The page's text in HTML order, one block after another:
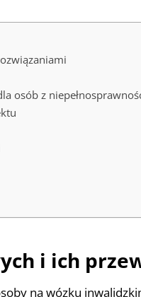
osób z
i ich
na wózku